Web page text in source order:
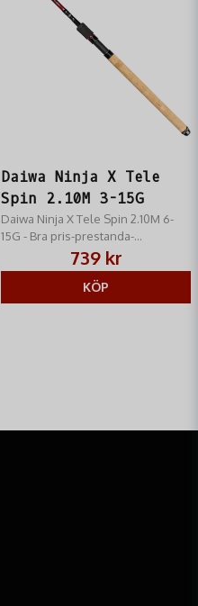
Daiwa Ninja X Tele
Spin 2.10M 3-15G
Daiwa Ninja X Tele Spin 2.10M 6-
15G - Bra pris-prestanda-
739 kr
KÖP